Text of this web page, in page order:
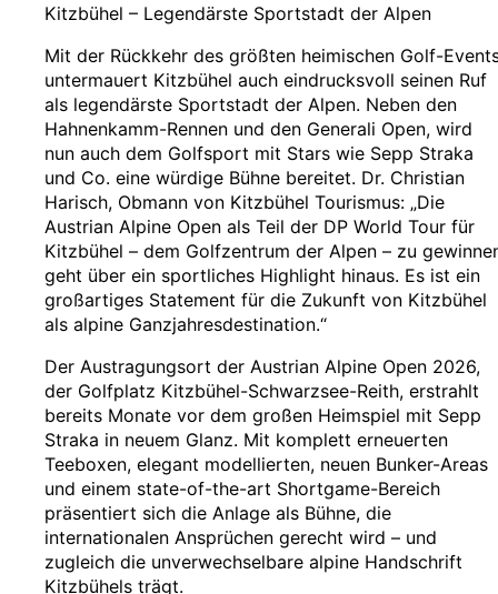
Kitzbühel – Legendärste Sportstadt der Alpen
Mit der Rückkehr des größten heimischen Golf-
untermauert Kitzbühel auch eindrucksvoll seinen Ruf
als legendärste Sportstadt der Alpen. Neben den
Hahnenkamm-Rennen und den Generali Open, wird
nun auch dem Golfsport mit Stars wie Sepp Straka
und Co. eine würdige Bühne bereitet. Dr. Christian
Harisch, Obmann von Kitzbühel Tourismus: „Die
Austrian Alpine Open als Teil der DP World Tour für
Kitzbühel – dem Golfzentrum der Alpen – zu
geht über ein sportliches Highlight hinaus. Es ist ein
großartiges Statement für die Zukunft von Kitzbühel
als alpine Ganzjahresdestination.“
Der Austragungsort der Austrian Alpine Open 2026,
der Golfplatz Kitzbühel-Schwarzsee-Reith, erstrahlt
bereits Monate vor dem großen Heimspiel mit Sepp
Straka in neuem Glanz. Mit komplett erneuerten
Teeboxen, elegant modellierten, neuen Bunker-Areas
und einem state-of-the-art Shortgame-Bereich
präsentiert sich die Anlage als Bühne, die
internationalen Ansprüchen gerecht wird – und
zugleich die unverwechselbare alpine Handschrift
Kitzbühels trägt.